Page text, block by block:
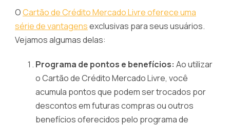
OCartão de Crédito Mercado Livre oferece uma
série de vantagensexclusivas para seus usuários.
Vejamos algumas delas:
Programa de pontos e benefícios: Ao utilizar
o Cartão de Crédito Mercado Livre, você
acumula pontos que podem ser trocados por
descontos em futuras compras ou outros
benefícios oferecidos pelo programa de